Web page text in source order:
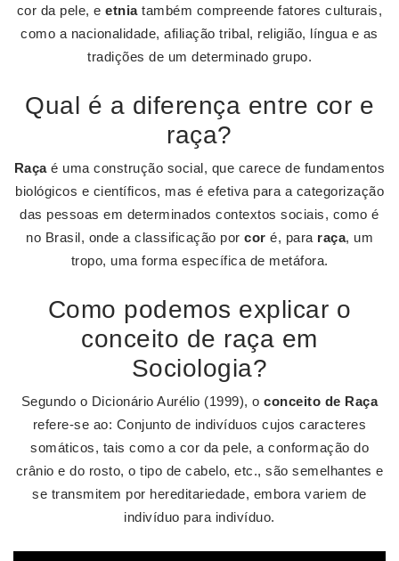
cor da pele, eetniatambém compreende fatores culturais,
como a nacionalidade, afiliação tribal, religião, língua e as
tradições de um determinado grupo.
Qual é a diferença entre cor e
raça?
Raçaé uma construção social, que carece de fundamentos
biológicos e científicos, mas é efetiva para a categorização
das pessoas em determinados contextos sociais, como é
no Brasil, onde a classificação por cor é, para raça, um
tropo, uma forma específica de metáfora.
Como podemos explicar o
conceito de raça em
Sociologia?
Segundo o Dicionário Aurélio (1999), oconceito de Raça
refere-se ao: Conjunto de indivíduos cujos caracteres
somáticos, tais como a cor da pele, a conformação do
crânio e do rosto, o tipo de cabelo, etc., são semelhantes e
se transmitem por hereditariedade, embora variem de
indivíduo para indivíduo.